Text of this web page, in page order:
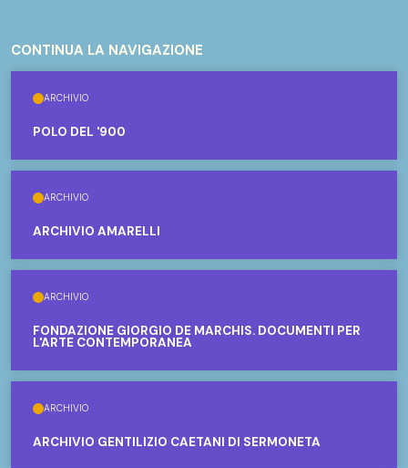
CONTINUA LA NAVIGAZIONE
ARCHIVIO
POLO DEL '900
ARCHIVIO
ARCHIVIO AMARELLI
ARCHIVIO
FONDAZIONE GIORGIO DE MARCHIS. DOCUMENTI PER
L'ARTE CONTEMPORANEA
ARCHIVIO
ARCHIVIO GENTILIZIO CAETANI DI SERMONETA